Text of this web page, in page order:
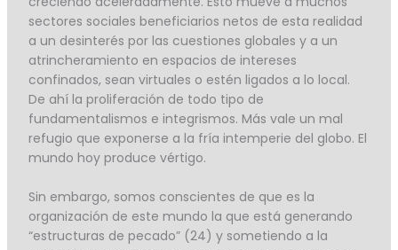
sectores sociales beneficiarios netos de esta realidad
a un desinterés por las cuestiones globales y a un
atrincheramiento en espacios de intereses
confinados, sean virtuales o estén ligados a lo local.
De ahí la proliferación de todo tipo de
fundamentalismos e integrismos. Más vale un mal
refugio que exponerse a la fría intemperie del globo. El
mundo hoy produce vértigo.
Sin embargo, somos conscientes de que es la
organización de este mundo la que está generando
“estructuras de pecado” (24) y sometiendo a la